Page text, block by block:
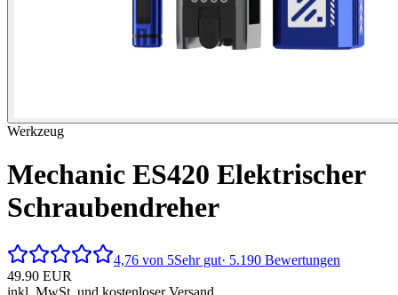
Werkzeug
Mechanic ES420 Elektrischer
Schraubendreher
4,76 von 5Sehr gut· 5.190 Bewertungen
49.90 EUR
inkl. MwSt. und kostenloser Versand